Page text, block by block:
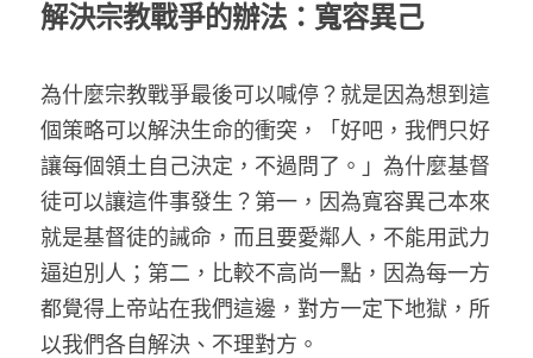
解決宗教戰爭的辦法：寬容異己
為什麼宗教戰爭最後可以喊停？就是因為想到這
個策略可以解決生命的衝突，「好吧，我們只好
讓每個領土自己決定，不過問了。」為什麼基督
徒可以讓這件事發生？第一，因為寬容異己本來
就是基督徒的誡命，而且要愛鄰人，不能用武力
逼迫別人；第二，比較不高尚一點，因為每一方
都覺得上帝站在我們這邊，對方一定下地獄，所
以我們各自解決、不理對方。